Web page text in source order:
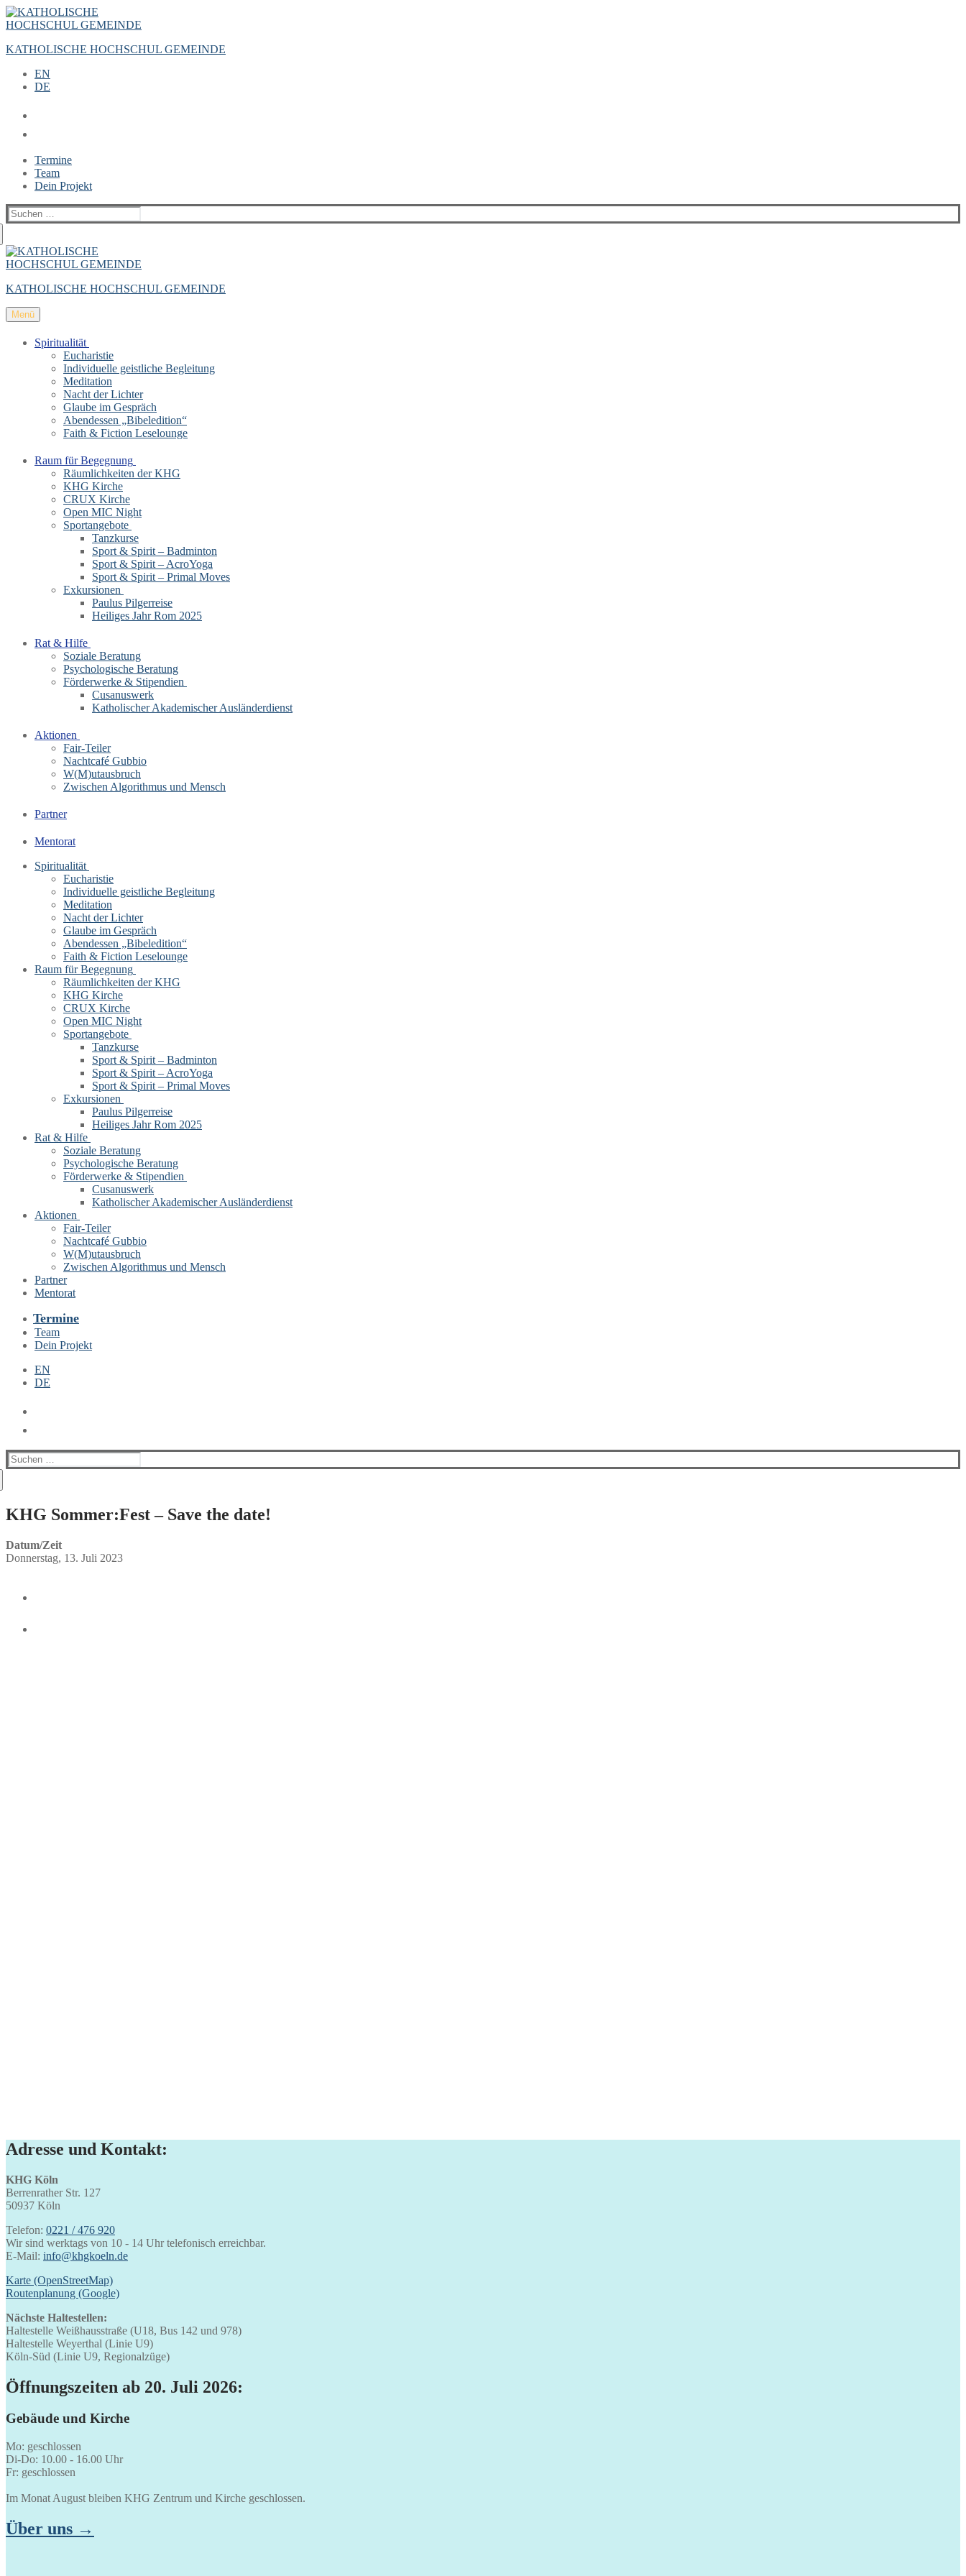
Zum
Inhalt
Menü
Schließen
KATHOLISCHE HOCHSCHUL GEMEINDE
EN
DE
Termine
Team
Dein Projekt
Suchen
nach:
KATHOLISCHE HOCHSCHUL GEMEINDE
Menü
Spiritualität
Eucharistie
Individuelle geistliche Begleitung
Meditation
Nacht der Lichter
Glaube im Gespräch
Abendessen „Bibeledition“
Faith & Fiction Leselounge
Raum für Begegnung
Räumlichkeiten der KHG
KHG Kirche
CRUX Kirche
Open MIC Night
Sportangebote
Tanzkurse
Sport & Spirit – Badminton
Sport & Spirit – AcroYoga
Sport & Spirit – Primal Moves
Exkursionen
Paulus Pilgerreise
Heiliges Jahr Rom 2025
Rat & Hilfe
Soziale Beratung
Psychologische Beratung
Förderwerke & Stipendien
Cusanuswerk
Katholischer Akademischer Ausländerdienst
Aktionen
Fair-Teiler
Nachtcafé Gubbio
W(M)utausbruch
Zwischen Algorithmus und Mensch
Partner
Mentorat
Spiritualität
Eucharistie
Individuelle geistliche Begleitung
Meditation
Nacht der Lichter
Glaube im Gespräch
Abendessen „Bibeledition“
Faith & Fiction Leselounge
Raum für Begegnung
Räumlichkeiten der KHG
KHG Kirche
CRUX Kirche
Open MIC Night
Sportangebote
Tanzkurse
Sport & Spirit – Badminton
Sport & Spirit – AcroYoga
Sport & Spirit – Primal Moves
Exkursionen
Paulus Pilgerreise
Heiliges Jahr Rom 2025
Rat & Hilfe
Soziale Beratung
Psychologische Beratung
Förderwerke & Stipendien
Cusanuswerk
Katholischer Akademischer Ausländerdienst
Aktionen
Fair-Teiler
Nachtcafé Gubbio
W(M)utausbruch
Zwischen Algorithmus und Mensch
Partner
Mentorat
Termine
Team
Dein Projekt
EN
DE
Suchen
nach:
KHG Sommer:Fest – Save the date!
Datum/Zeit
Donnerstag, 13. Juli 2023
Adresse und Kontakt:
KHG Köln
Berrenrather Str. 127
50937 Köln
Telefon: 0221 / 476 920
Wir sind werktags von 10 - 14 Uhr telefonisch erreichbar.
E-Mail: info@khgkoeln.de
Karte (OpenStreetMap)
Routenplanung (Google)
Nächste Haltestellen:
Haltestelle Weißhausstraße (U18, Bus 142 und 978)
Haltestelle Weyerthal (Linie U9)
Köln-Süd (Linie U9, Regionalzüge)
Öffnungszeiten ab 20. Juli 2026:
Gebäude und Kirche
Mo: geschlossen
Di-Do: 10.00 - 16.00 Uhr
Fr: geschlossen
Im Monat August bleiben KHG Zentrum und Kirche geschlossen.
Über uns →